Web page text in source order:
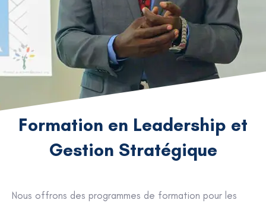
Formation en Leadership et
Gestion Stratégique
Nous offrons des programmes de formation pour les